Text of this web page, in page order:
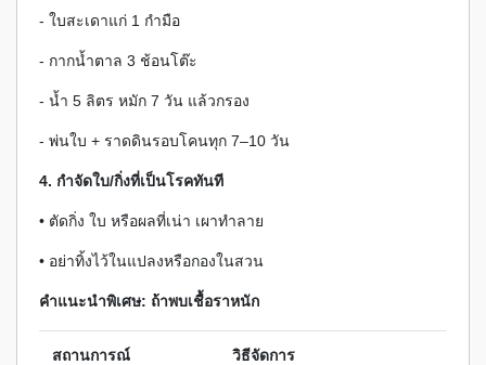
- ใบสะเดาแก่ 1 กำมือ
- กากน้ำตาล 3 ช้อนโต๊ะ
- น้ำ 5 ลิตร หมัก 7 วัน แล้วกรอง
- พ่นใบ + ราดดินรอบโคนทุก 7–10 วัน
4. กำจัดใบ/กิ่งที่เป็นโรคทันที
• ตัดกิ่ง ใบ หรือผลที่เน่า เผาทำลาย
• อย่าทิ้งไว้ในแปลงหรือกองในสวน
คำแนะนำพิเศษ: ถ้าพบเชื้อราหนัก
สถานการณ์ วิธีจัดการ